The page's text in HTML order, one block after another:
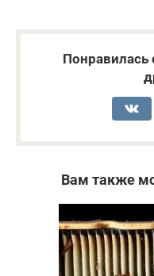
Понравилась
Вам также